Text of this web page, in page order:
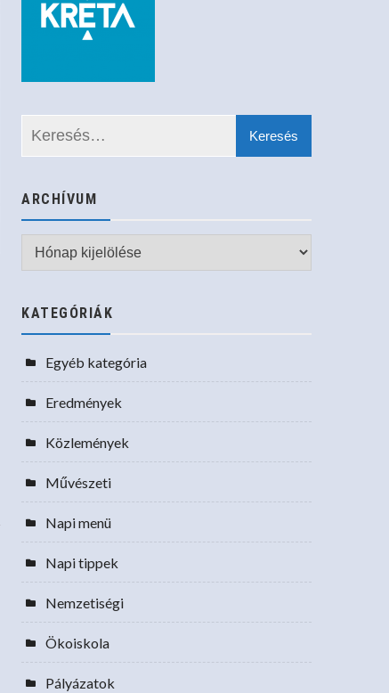
ARCHÍVUM
Archívum
KATEGÓRIÁK
Egyéb kategória
Eredmények
Közlemények
Művészeti
Napi menü
Napi tippek
Nemzetiségi
Ökoiskola
Pályázatok